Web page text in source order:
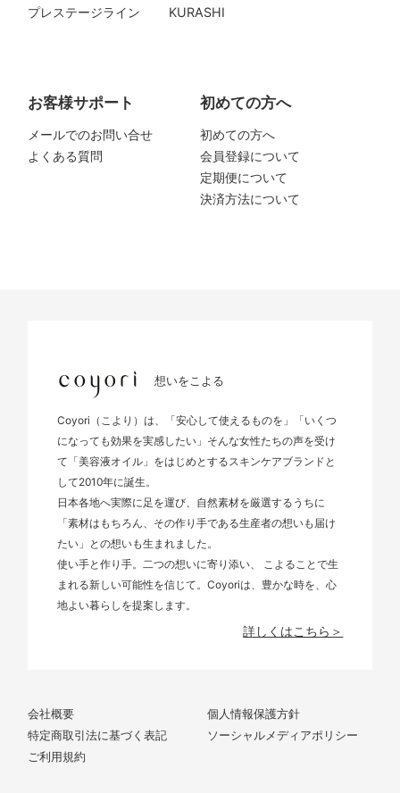
プレステージライン
KURASHI
お客様サポート
メールでのお問い合せ
よくある質問
初めての方へ
初めての方へ
会員登録について
定期便について
決済方法について
想いをこよる
Coyori（こより）は、「安心して使えるものを」「いくつ
になっても効果を実感したい」そんな女性たちの声を受け
て「美容液オイル」をはじめとするスキンケアブランドと
して2010年に誕生。
日本各地へ実際に足を運び、自然素材を厳選するうちに
「素材はもちろん、その作り手である生産者の想いも届け
たい」との想いも生まれました。
使い手と作り手。二つの想いに寄り添い、 こよることで生
まれる新しい可能性を信じて。Coyoriは、豊かな時を、心
地よい暮らしを提案します。
詳しくはこちら＞
会社概要
個人情報保護方針
特定商取引法に基づく表記
ソーシャルメディアポリシー
ご利用規約